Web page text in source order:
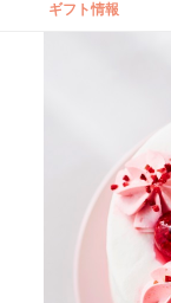
ギフト情報